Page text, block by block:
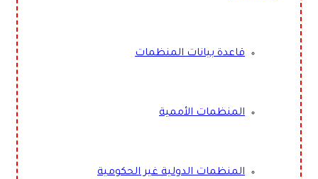
قاعدة بيانات المنظمات
المنظمات الأممية
المنظمات الدولية غير الحكومية